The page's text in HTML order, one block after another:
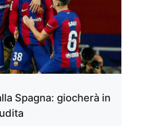
Spagna: giocherà in